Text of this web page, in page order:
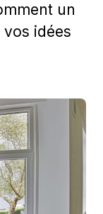
un
vos idées